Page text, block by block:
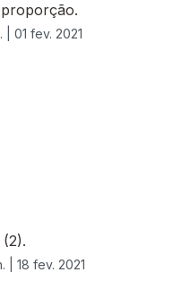
| 01 fev. 2021
| 18 fev. 2021